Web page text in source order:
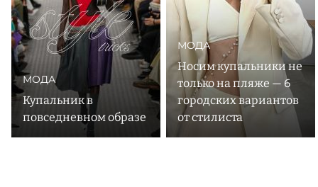
МОДА
Купальник в
повседневном образе
МОДА
Носим купальники не
только на пляже — 6
городских вариантов
от стилиста